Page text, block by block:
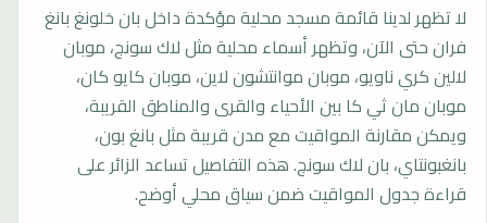
لا تظهر لدينا قائمة مسجد محلية مؤكدة داخل بان خلونغ بانغ
فران حتى الآن، وتظهر أسماء محلية مثل لاك سونج، موبان
لالين كري ناويو، موبان موانتشون لاين، موبان كايو كان،
موبان مان ثي كا بين الأحياء والقرى والمناطق القريبة،
ويمكن مقارنة المواقيت مع مدن قريبة مثل بانغ بون،
بانغبونتاي، بان لاك سونج. هذه التفاصيل تساعد الزائر على
قراءة جدول المواقيت ضمن سياق محلي أوضح.